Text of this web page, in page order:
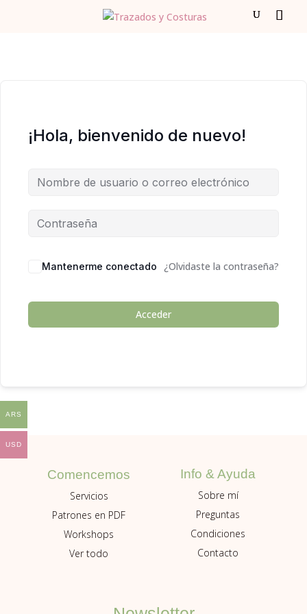
¡Hola, bienvenido de nuevo!
Mantenerme conectado ¿Olvidaste la contraseña?
Acceder
Comencemos
Servicios
Patrones en PDF
Workshops
Ver todo
Info & Ayuda
Sobre mí
Preguntas
Condiciones
Contacto
ARS
USD